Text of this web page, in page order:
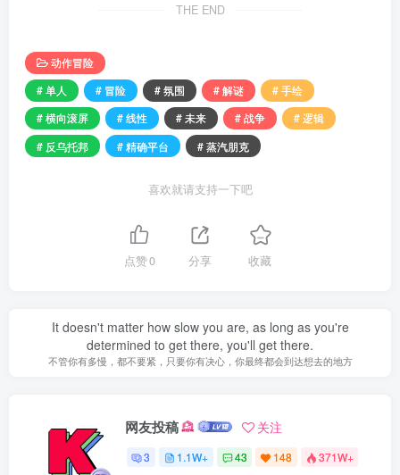
THE END
动作冒险
# 单人
# 冒险 # 氛围 # 解谜
# 手绘
# 横向滚屏
# 线性 # 未来 # 战争
# 逻辑
# 反乌托邦
# 精确平台 # 蒸汽朋克
喜欢就请支持一下吧
点赞0 分享 收藏
It doesn't matter how slow you are, as long as you're
determined to get there, you'll get there.
不管你有多慢，都不要紧，只要你有决心，你最终都会到达想去的地方
网友投稿 关注
3 1.1W+ 43 148 371W+